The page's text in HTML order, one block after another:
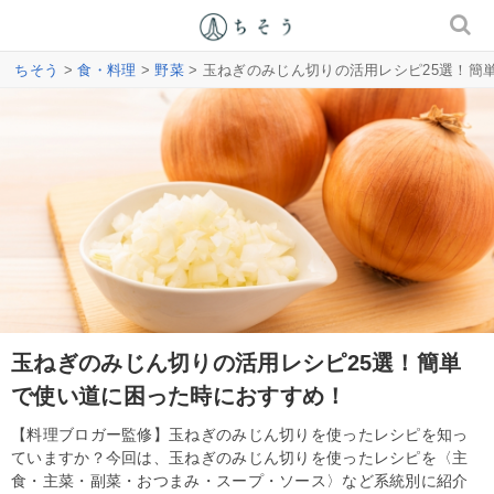
ちそう >食・料理 >野菜> 玉ねぎのみじん切りの活用レシピ25選！簡
玉ねぎのみじん切りの活用レシピ25選！簡単
で使い道に困った時におすすめ！
【料理ブロガー監修】玉ねぎのみじん切りを使ったレシピを知っ
ていますか？今回は、玉ねぎのみじん切りを使ったレシピを〈主
食・主菜・副菜・おつまみ・スープ・ソース〉など系統別に紹介